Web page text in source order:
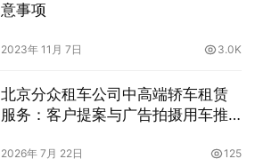
意事项
2023年 11月 7日 3.0K
北京分众租车公司中高端轿车租赁
服务：客户提案与广告拍摄用车推
2026年 7月 22日 125